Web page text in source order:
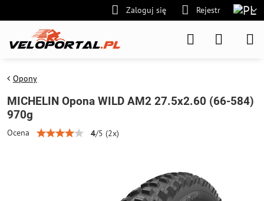
Zaloguj się Rejestr
Opony
MICHELIN Opona WILD AM2 27.5x2.60 (66-584)
970g
Ocena 4/5 (2x)